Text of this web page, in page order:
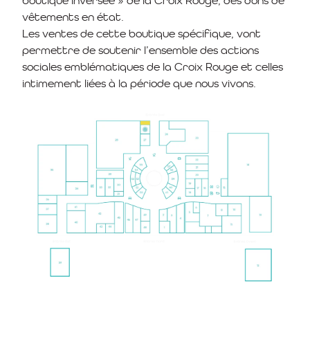
vêtements en état.
Les ventes de cette boutique spécifique, vont
permettre de soutenir l’ensemble des actions
sociales emblématiques de la Croix Rouge et celles
intimement liées à la période que nous vivons.